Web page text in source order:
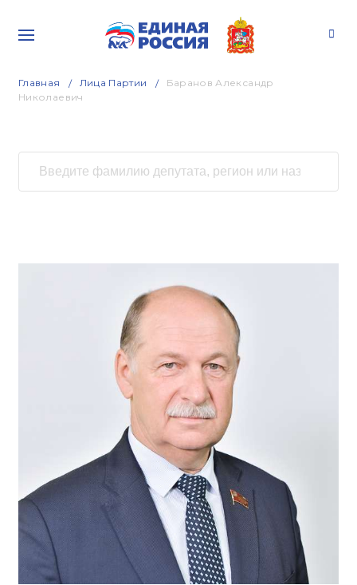
Главная Лица Партии
Баранов Александр
Николаевич